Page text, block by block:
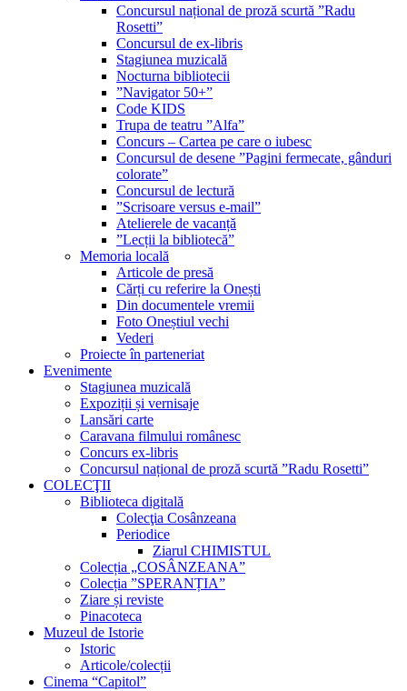
Concursul național de proză scurtă ”Radu
Rosetti”
Concursul de ex-libris
Stagiunea muzicală
Nocturna bibliotecii
”Navigator 50+”
Code KIDS
Trupa de teatru ”Alfa”
Concurs – Cartea pe care o iubesc
Concursul de desene ”Pagini fermecate, gânduri
colorate”
Concursul de lectură
”Scrisoare versus e-mail”
Atelierele de vacanță
”Lecții la bibliotecă”
Memoria locală
Articole de presă
Cărți cu referire la Onești
Din documentele vremii
Foto Oneștiul vechi
Vederi
Proiecte în parteneriat
Evenimente
Stagiunea muzicală
Expoziții și vernisaje
Lansări carte
Caravana filmului românesc
Concurs ex-libris
Concursul național de proză scurtă ”Radu Rosetti”
COLECŢII
Biblioteca digitală
Colecţia Cosânzeana
Periodice
Ziarul CHIMISTUL
Colecția „COSÂNZEANA”
Colecția ”SPERANȚIA”
Ziare și reviste
Pinacoteca
Muzeul de Istorie
Istoric
Articole/colecții
Cinema “Capitol”